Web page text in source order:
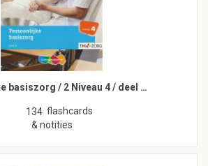
basiszorg / 2 Niveau 4 / deel …
134 flashcards
& notities